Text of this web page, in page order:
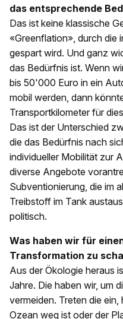
das entsprechende
Das ist keine klassische
«Greenflation», durch die
gespart wird. Und ganz
das Bedürfnis ist. Wenn
bis 50'000 Euro in ein
mobil werden, dann
Transportkilometer für
Das ist der Unterschied
die das Bedürfnis nach
individueller Mobilität zur
diverse Angebote
Subventionierung, die im
Treibstoff im Tank
politisch.
Was haben wir für
Transformation zu
Aus der Ökologie heraus
Jahre. Die haben wir, um
vermeiden. Treten die
Ozean weg ist oder der